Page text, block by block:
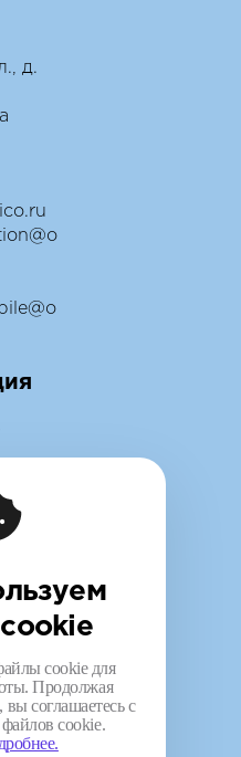
д.
cookie для
Продолжая
вы соглашаетесь с
cookie.